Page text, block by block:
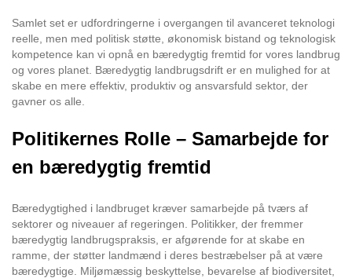
Samlet set er udfordringerne i overgangen til avanceret teknologi
reelle, men med politisk støtte, økonomisk bistand og teknologisk
kompetence kan vi opnå en bæredygtig fremtid for vores landbrug
og vores planet. Bæredygtig landbrugsdrift er en mulighed for at
skabe en mere effektiv, produktiv og ansvarsfuld sektor, der
gavner os alle.
Politikernes Rolle – Samarbejde for
en bæredygtig fremtid
Bæredygtighed i landbruget kræver samarbejde på tværs af
sektorer og niveauer af regeringen. Politikker, der fremmer
bæredygtig landbrugspraksis, er afgørende for at skabe en
ramme, der støtter landmænd i deres bestræbelser på at være
bæredygtige. Miljømæssig beskyttelse, bevarelse af biodiversitet,